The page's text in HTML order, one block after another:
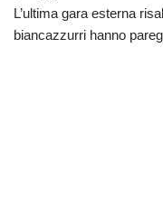
L’ultima gara esterna
biancazzurri hanno